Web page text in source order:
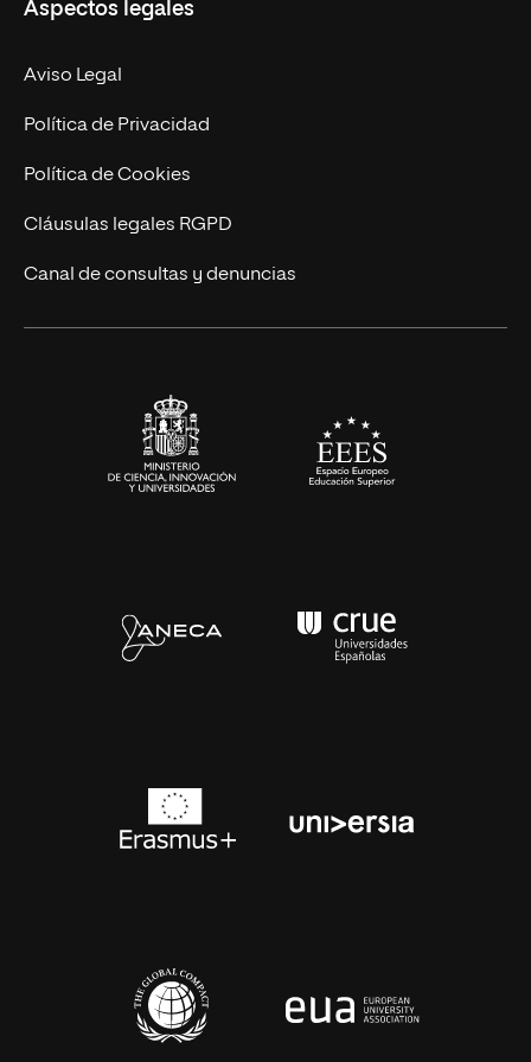
Doctorados
Experto Universitario
Postgrados
Cursos Universitarios
Facultades
Nuestro Equipo
Trabaja en UNIR
Actualidad
UNIR Revista
Eventos
Aspectos legales
Aviso Legal
Política de Privacidad
Política de Cookies
Cláusulas legales RGPD
Canal de consultas y denuncias